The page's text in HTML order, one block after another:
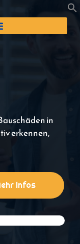
in
erkennen,
Infos